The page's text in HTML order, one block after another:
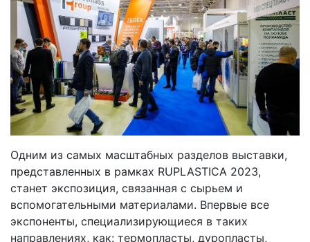
Одним из самых масштабных разделов выставки,
представленных в рамках RUPLASTICA 2023,
станет экспозиция, связанная с сырьем и
вспомогательными материалами. Впервые все
экспоненты, специализирующиеся в таких
направлениях, как: термопласты, дуропласты,